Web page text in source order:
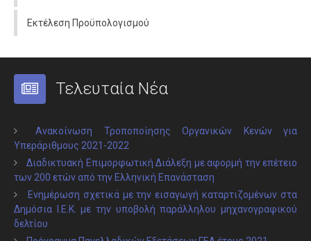
Εκτέλεση Προϋπολογισμού
Τελευταία Νέα
Ανακοίνωση Τροποποίησης Οργανικών Κενών για
Υπεράριθμους 2021-2022
Διαδικτυακή Επιμορφωτική Διάλεξη με αφορμή την επέτειο
των 200 ετών από την Ελληνική Επανάσταση
Ενημέρωση σχετικά με την εισαγωγή καταρτιζομένων στα
Δημόσια Ι.Ε.Κ. με την υποβολή παράλληλου μηχανογραφικού
δελτίου